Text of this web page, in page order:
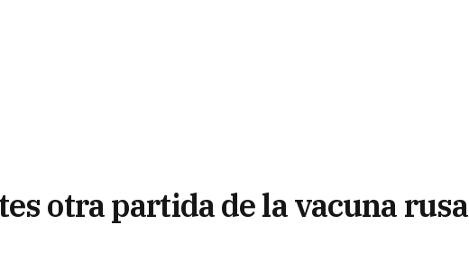
otra partida de la vacuna rusa